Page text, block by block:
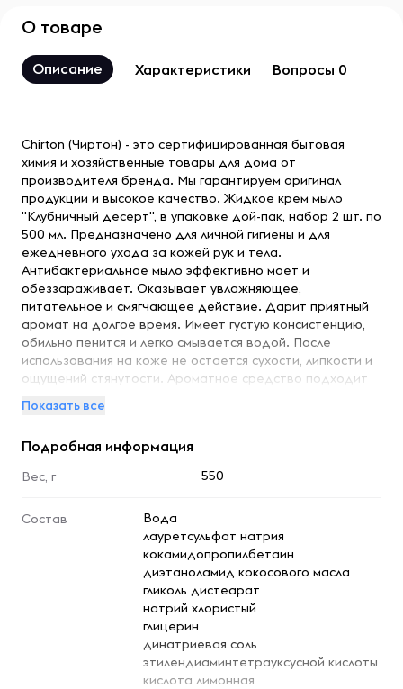
О товаре
Описание Характеристики Вопросы 0
Chirton (Чиртон) - это сертифицированная бытовая
химия и хозяйственные товары для дома от
производителя бренда. Мы гарантируем оригинал
продукции и высокое качество. Жидкое крем мыло
"Клубничный десерт", в упаковке дой-пак, набор 2 шт. по
500 мл. Предназначено для личной гигиены и для
ежедневного ухода за кожей рук и тела.
Антибактериальное мыло эффективно моет и
обеззараживает. Оказывает увлажняющее,
питательное и смягчающее действие. Дарит приятный
аромат на долгое время. Имеет густую консистенцию,
обильно пенится и легко смывается водой. После
использования на коже не остается сухости, липкости и
ощущений стянутости. Ароматное средство подходит
Показать все
Подробная информация
Вес, г 550
Состав
Вода
лауретсульфат натрия
кокамидопропилбетаин
диэтаноламид кокосового масла
гликоль дистеарат
натрий хлористый
глицерин
динатриевая соль
этилендиаминтетрауксусной кислоты
кислота лимонная